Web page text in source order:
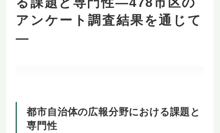
アンケート調査結果を通じて
―
都市自治体の広報分野における課題と
専門性